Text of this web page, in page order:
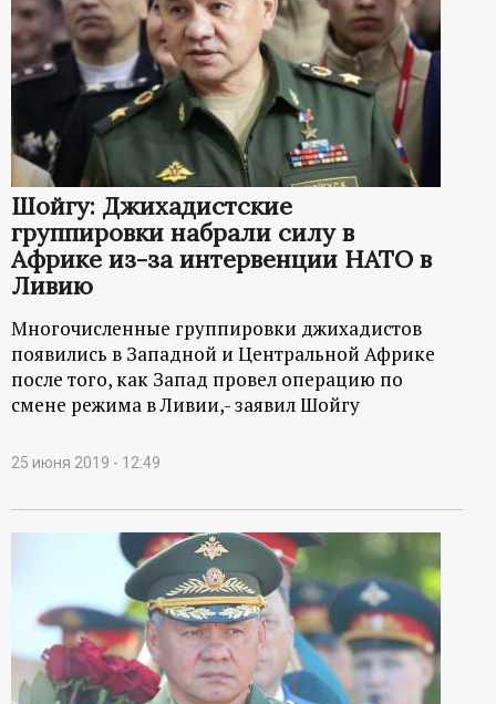
Шойгу: Джихадистские
группировки набрали силу в
Африке из-за интервенции НАТО в
Ливию
Многочисленные группировки джихадистов
появились в Западной и Центральной Африке
после того, как Запад провел операцию по
смене режима в Ливии,- заявил Шойгу
25 июня 2019 - 12:49